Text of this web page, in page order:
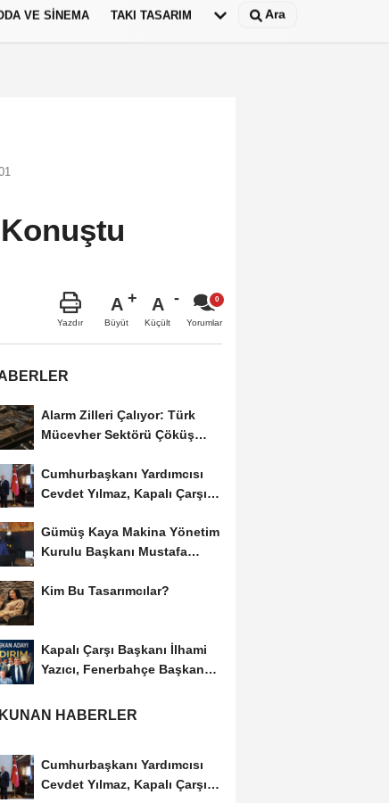
Deutsch
VE SINEMA TAKI TASARIM Ara
Yazdır
A
Büyüt
A
Küçült Yorumlar
Alarm Zilleri Çalıyor: Türk
Mücevher Sektörü Çöküş
Cumhurbaşkanı Yardımcısı
Cevdet Yılmaz, Kapalı Çarşı
Gümüş Kaya Makina Yönetim
Kurulu Başkanı Mustafa
Kim Bu Tasarımcılar?
Kapalı Çarşı Başkanı İlhami
Yazıcı, Fenerbahçe Başkan
HABERLER
Cumhurbaşkanı Yardımcısı
Cevdet Yılmaz, Kapalı Çarşı